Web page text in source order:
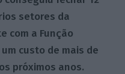
setores da
com a Função
custo de mais de
próximos anos.